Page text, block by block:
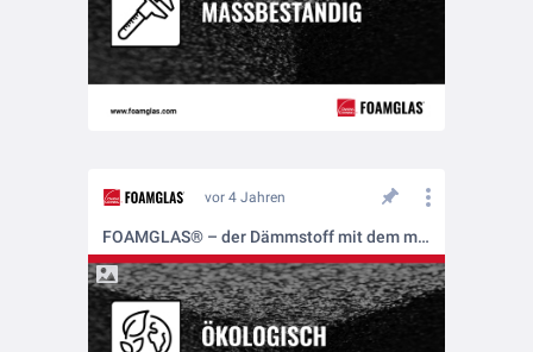
vor 4 Jahren
FOAMGLAS® – der Dämmstoff mit dem mehrfachen Schutz